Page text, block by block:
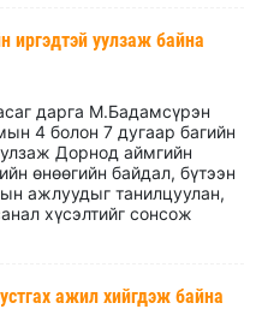
иргэдтэй уулзаж байна
дарга М.Бадамсүрэн
4 болон 7 дугаар багийн
Дорнод аймгийн
өнөөгийн байдал, бүтээн
ажлуудыг танилцуулан,
хүсэлтийг сонсож
ажил хийгдэж байна